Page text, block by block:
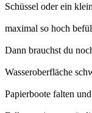
Schüssel oder ein
maximal so hoch
Dann brauchst du
Wasseroberfläche
Papierboote falten